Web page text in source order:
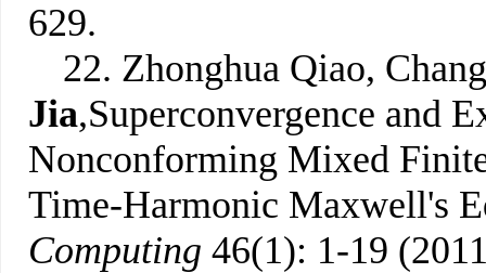
629.
22. Zhonghua Qiao,
Jia,Superconvergence and
Nonconforming Mixed
Time-Harmonic Maxwell's
Computing 46(1): 1-19